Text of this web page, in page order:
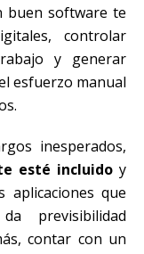
buen software te
controlar
y generar
esfuerzo manual
inesperados,
esté incluido y
aplicaciones que
previsibilidad
contar con un